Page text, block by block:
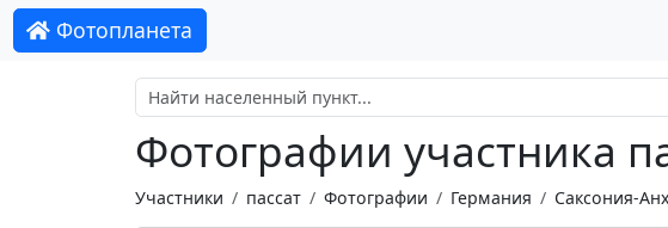
Фотопланета
Фотографии участника
Участники пассат Фотографии Германия Саксония-